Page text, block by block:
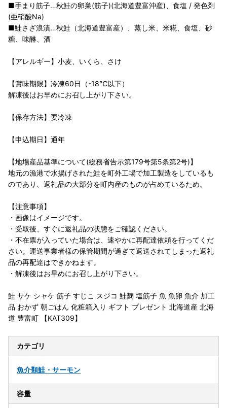
■手まり筋子…秋鮭の卵巣(筋子)(北海道豊富沖産)、食塩 / 発色剤
(亜硝酸Na)
■鮭さざ浪漬…秋鮭（北海道豊富産）、蒸し米、米糀、食塩、砂
糖、味醂、酒
【アレルギー】小麦、いくら、さけ
【賞味期限】冷凍60日（-18℃以下）
解凍後はお早めにお召し上がり下さい。
【保存方法】要冷凍
【申込期日】通年
【地場産品基準について(総務省告示第179号第5条第2号)】
地元の漁港で水揚げされた鮭を町外工場で加工製造をしているも
のであり、返礼品の大部分を町内産のものが占めているため。
【注意事項】
・画像はイメージです。
・受取後、すぐに返礼品の状態をご確認ください。
・不在票が入っていた場合は、速やかに再配達依頼を行ってくだ
さい。運送事業者様の保管期間が過ぎて返送されてしまった返礼
品の再配達はできかねます。
・解凍後はお早めにお召し上がり下さい。
鮭 サケ シャケ 筋子 すじこ スジコ 鮭麹 塩筋子 魚 魚卵 魚介 加工
品 おかず 朝ごはん 化粧箱入り ギフト プレゼント 北海道産 北海
道 豊富町 【KAT309】
カテゴリ
魚介類鮭・サーモン
容量